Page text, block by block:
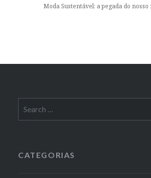
Moda Sustentável: a pegada do
for:
CATEGORIAS